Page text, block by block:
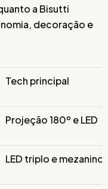
a Bisutti
decoração e
Tech principal
Projeção 180º e LED
LED triplo e mezanino